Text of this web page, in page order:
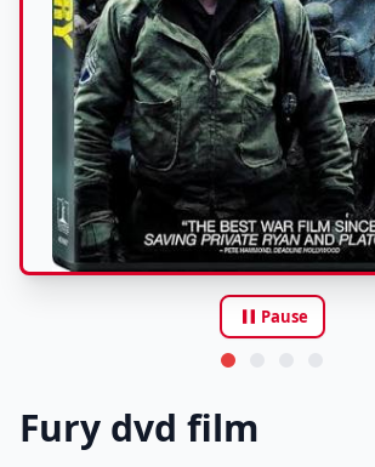
pause Pause
Fury dvd film